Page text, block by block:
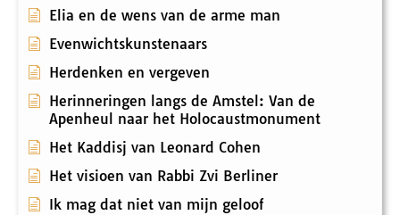
Elia en de wens van de arme man
Evenwichtskunstenaars
Herdenken en vergeven
Herinneringen langs de Amstel: Van de
Apenheul naar het Holocaustmonument
Het Kaddisj van Leonard Cohen
Het visioen van Rabbi Zvi Berliner
Ik mag dat niet van mijn geloof